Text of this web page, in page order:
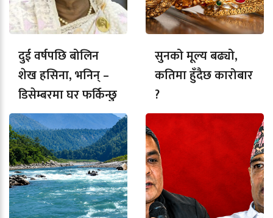
दुई वर्षपछि बोलिन
शेख हसिना, भनिन् –
डिसेम्बरमा घर फर्किन्छु
सुनको मूल्य बढ्यो,
कतिमा हुँदैछ कारोबार
?